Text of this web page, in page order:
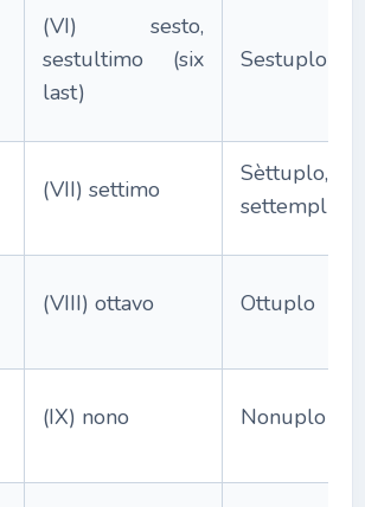
(VI) sesto,
sestultimo (six
last)
Sestuplo
(VII) settimo
Sèttuplo,
settemplice
(VIII) ottavo Ottuplo
(IX) nono Nonuplo